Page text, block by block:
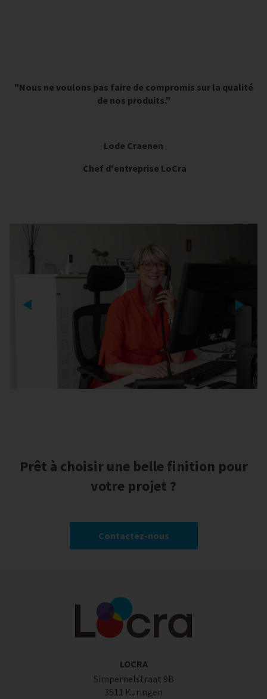
"Nous ne voulons pas faire de compromis sur la qualité
de nos produits."
Lode Craenen
Chef d'entreprise LoCra
Prêt à choisir une belle finition pour
votre projet ?
Contactez-nous
LOCRA
Simpernelstraat 9B
3511 Kuringen